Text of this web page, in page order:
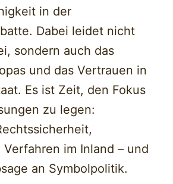
in der
Dabei leidet nicht
sondern auch das
und das Vertrauen in
Es ist Zeit, den Fokus
zu legen:
im Inland – und
an Symbolpolitik.